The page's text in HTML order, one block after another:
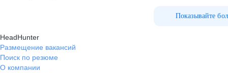
Показывайте
HeadHunter
Размещение вакансий
Поиск по резюме
О компании